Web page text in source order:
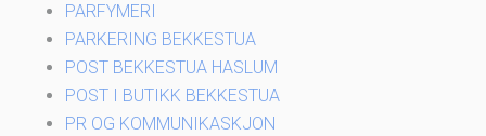
PARFYMERI
PARKERING BEKKESTUA
POST BEKKESTUA HASLUM
POST I BUTIKK BEKKESTUA
PR OG KOMMUNIKASKJON